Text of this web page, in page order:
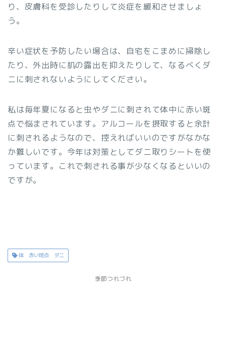
り、皮膚科を受診したりして炎症を緩和させましょ
う。
辛い症状を予防したい場合は、自宅をこまめに掃除し
たり、外出時に肌の露出を抑えたりして、なるべくダ
ニに刺されないようにしてください。
私は毎年夏になると虫やダニに刺されて体中に赤い斑
点で悩まされています。アルコールを摂取すると余計
に刺されるようなので、控えればいいのですがなかな
か難しいです。今年は対策としてダニ取りシートを使
っています。これで刺される事が少なくなるといいの
ですが。
体 赤い斑点 ダニ
季節つれづれ